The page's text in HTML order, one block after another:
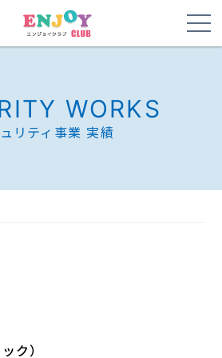
WORKS
リティ事業 実績
ク）